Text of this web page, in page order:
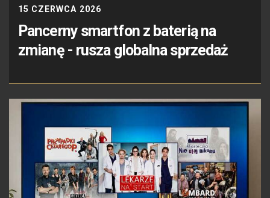
15 CZERWCA 2026
Pancerny smartfon z baterią na
zmianę - rusza globalna sprzedaż